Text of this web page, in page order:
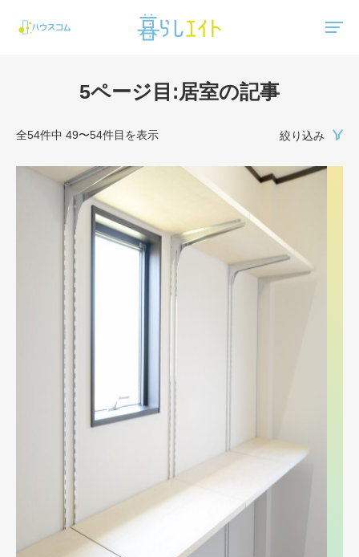
5ページ目:居室の記事
全54件中 49〜54件目を表示 絞り込み